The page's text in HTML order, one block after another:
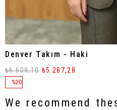
Denver Takım - Haki
%20
₺6.609,10 ₺5.287,28
We recommend